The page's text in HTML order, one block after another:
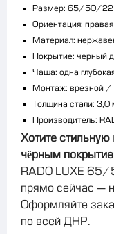
Размер: 65/50/22
Ориентация: правая
Материал:
Покрытие: черный
Чаша: одна
Монтаж: врезной /
Толщина стали: 3,0
Производитель:
Хотите
чёрным
RADO LUXE
прямо сейчас —
Оформляйте
по всей ДНР.